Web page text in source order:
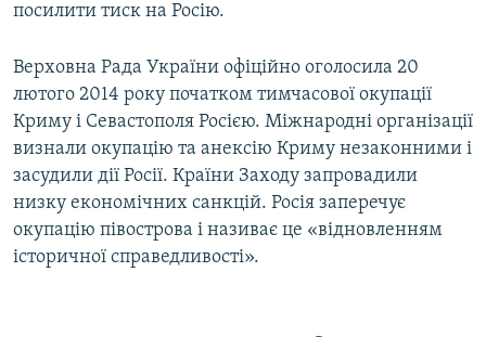
посилити тиск на Росію.
Верховна Рада України офіційно оголосила 20
лютого 2014 року початком тимчасової окупації
Криму і Севастополя Росією. Міжнародні організації
визнали окупацію та анексію Криму незаконними і
засудили дії Росії. Країни Заходу запровадили
низку економічних санкцій. Росія заперечує
окупацію півострова і називає це «відновленням
історичної справедливості».